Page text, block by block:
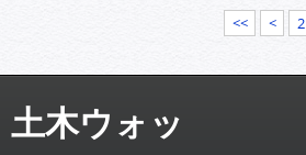
<< < 2
土木ウォッ